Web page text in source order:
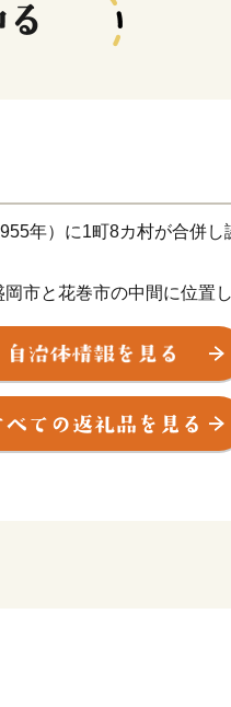
年）に1町8カ村が合併し
市と花巻市の中間に位置
、西は奥羽山脈までの総面
が町を南北に走り、インタ
の便に恵まれています。
央部、東部、西部の各地域